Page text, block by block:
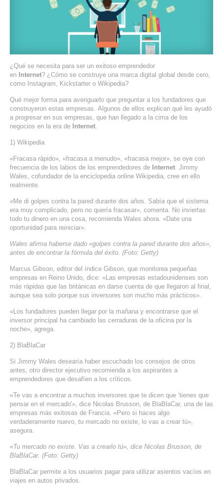
SERVIDORES DEDICADOS
PAGINA WEB CON MANEJADOR DE CONTENIDOS
PAGINA WEB CON CATÁLOGO DE PRODUCTOS
PAGINAS WEB A MEDIDA
APPS PARA NEGOCIOS
SISTEMAS PARA NEGOCIOS Y EMPRESAS
MARKETING DIGITAL
EMAIL MARKETING
SERVICIOS DE TI
ASESORÍA TECNOLÓGICA
TRANSFORMACIÓN DIGITAL
PORTAFOLIO
CONTACTO
¿Qué se necesita para ser un exitoso emprendedor
en Internet? ¿Cómo se construye una marca digital global desde cero,
como Instagram, Kickstarter o Wikipedia?
Qué mejor forma para averiguarlo que preguntar a los fundadores que
construyeron estas empresas. Algunos de ellos explican qué les ayudó
a progresar en sus empresas, que han llegado a la cima de los
negocios en la era de Internet.
1) Wikipedia
«Fracasa rápido», «fracasa a menudo», «fracasa mejor», se oye con
frecuencia de los labios de los emprendedores de Internet. Jimmy
Wales, cofundador de la enciclopedia online Wikipedia, cree en ello
realmente.
«Me di golpes contra la pared durante dos años. Sabía que el sistema
era muy complicado, pero no quería fracasar», comenta. No inviertas
todo tu dinero en una cosa, recomienda Wales ahora. «Date una
oportunidad para reiniciar».
Wales afirma haberse dado «golpes contra la pared durante dos años»,
antes de encontrar la fórmula del éxito. (Foto: Getty)
Marcus Gibson, editor del índice Gibson, que monitorea pequeñas
empresas en Reino Unido, dice: «Las empresas estadounidenses son
más rápidas que las británicas en darse cuenta de que llegaron al final,
aunque sea solo porque sus inversores son mucho más prácticos».
«Los fundadores pueden llegar por la mañana y encontrarse que el
inversor principal ha cambiado las cerraduras de la oficina por la
noche», agrega.
2) BlaBlaCar
Si Jimmy Wales desearía haber escuchado los consejos de otros
antes, otro director ejecutivo recomienda a los aspirantes a
emprendedores que desafíen a los críticos.
«Te vas a encontrar a muchos inversores que te dicen que ‘tienes que
pensar en el mercado'», dice Nicolas Brusson, de BlaBlaCar, una de las
empresas más exitosas de Francia. «Pero si haces algo
verdaderamente nuevo, tu mercado no existe, lo vas a crear tú»,
asegura.
«Tu mercado no existe. Vas a crearlo tú», dice Nicolas Brusson, de
BlaBlaCar. (Foto: Getty)
BlaBlaCar permite a los usuarios pagar para utilizar asientos vacíos en
viajes en autos privados.